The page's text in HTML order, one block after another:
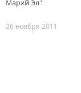
Марий Эл"
26 ноября 2011